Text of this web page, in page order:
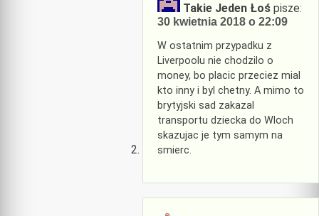
Takie Jeden Łoś pisze:
30 kwietnia 2018 o 22:09
W ostatnim przypadku z
Liverpoolu nie chodzilo o
money, bo placic przeciez mial
kto inny i byl chetny. A mimo to
brytyjski sad zakazal
transportu dziecka do Wloch
skazujac je tym samym na
smierc.